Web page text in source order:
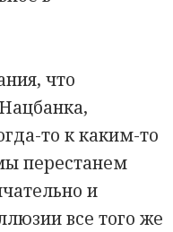
что
то к каким-то
перестанем
и
все того же